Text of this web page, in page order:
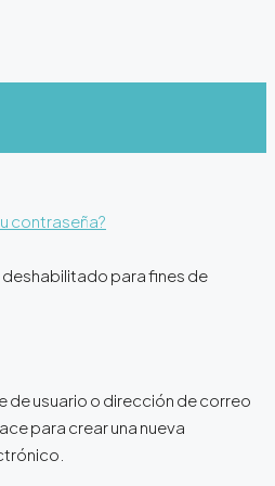
contraseña?
para fines de
de usuario o dirección de correo
para crear una nueva